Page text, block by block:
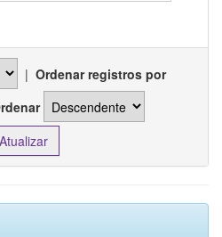
| Ordenar registros por